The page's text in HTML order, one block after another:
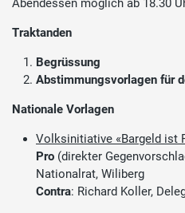
Abendessen möglich ab 18.30
Traktanden
Begrüssung
Abstimmungsvorlagen für
Nationale Vorlagen
Volksinitiative «Bargeld ist
Pro (direkter
Nationalrat, Wiliberg
Contra: Richard Koller,